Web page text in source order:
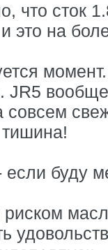
что сток
это на
JR5
буду
риском